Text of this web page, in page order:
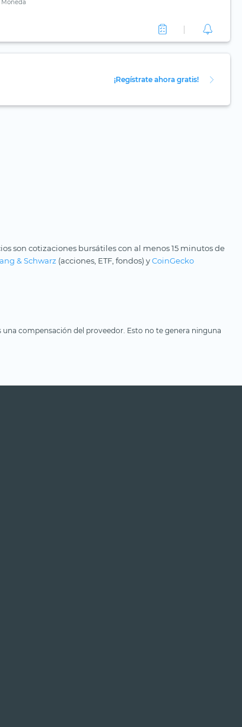
Moneda
¡Regístrate ahora gratis!
son cotizaciones bursátiles con al menos 15 minutos de
& Schwarz (acciones, ETF, fondos) yCoinGecko
compensación del proveedor. Esto no te genera ninguna